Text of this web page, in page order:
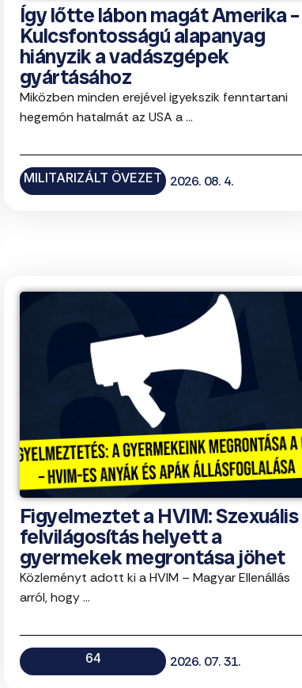
Így lőtte lábon magát Amerika –
Kulcsfontosságú alapanyag
hiányzik a vadászgépek
gyártásához
Miközben minden erejével igyekszik fenntartani
hegemón hatalmát az USA a ...
MILITARIZÁLT ÖVEZET 2026. 08. 4.
Figyelmeztet a HVIM: Szexuális
felvilágosítás helyett a
gyermekek megrontása jöhet
Közleményt adott ki a HVIM – Magyar Ellenállás
arról, hogy ...
64 2026. 07. 31.